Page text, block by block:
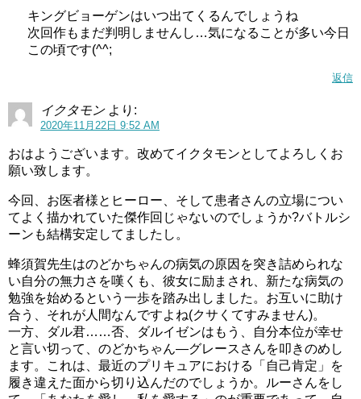
うことも多いので(;´∀｀)
ということは35話はひなたちゃん回かな？
ヒーリングっどプリキュア(ヒープリ)第38話感想ネタバレ沢泉ちゆは二刀流！
キングビョーゲンはいつ出てくるんでしょうね
次回作もまだ判明しませんし…気になることが多い今日
この頃です(^^;
返信
イクタモン より:
2020年11月22日 9:52 AM
おはようございます。改めてイクタモンとしてよろしくお
願い致します。
今回、お医者様とヒーロー、そして患者さんの立場につい
てよく描かれていた傑作回じゃないのでしょうか?バトルシ
ーンも結構安定してましたし。
蜂須賀先生はのどかちゃんの病気の原因を突き詰められな
い自分の無力さを嘆くも、彼女に励まされ、新たな病気の
勉強を始めるという一歩を踏み出しました。お互いに助け
合う、それが人間なんですよね(クサくてすみません)。
一方、ダル君……否、ダルイゼンはもう、自分本位が幸せ
と言い切って、のどかちゃん―グレースさんを叩きのめし
ます。これは、最近のプリキュアにおける「自己肯定」を
履き違えた面から切り込んだのでしょうか。ルーさんをし